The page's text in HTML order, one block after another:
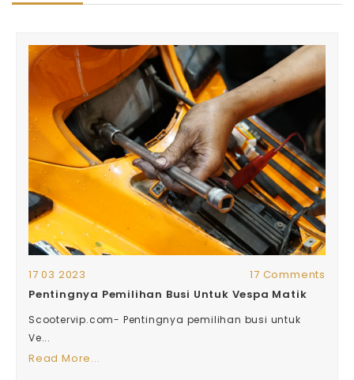
17 Comments
17 03 2023
Pentingnya Pemilihan Busi Untuk Vespa Matik
Scootervip.com- Pentingnya pemilihan busi untuk
Ve...
Read More...